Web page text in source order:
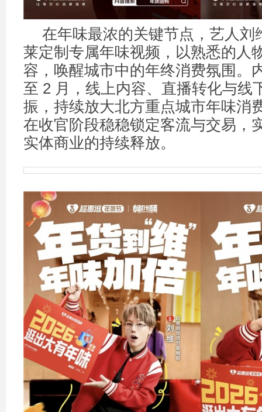
在年味最浓的关键节点，艺人刘
莱定制专属年味视频，以熟悉的人
容，唤醒城市中的年终消费氛围。
至 2 月，线上内容、直播转化与线
振，持续放大北方重点城市年味消
在收官阶段稳稳锁定客流与交易，
实体商业的持续释放。